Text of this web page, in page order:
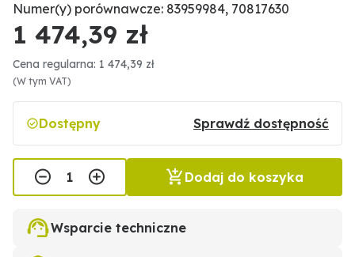
Numer(y) porównawcze: 83959984, 70817630
1 474,39 zł
Cena regularna: 1 474,39 zł
(W tym VAT)
Dostępny Sprawdź dostępność
Dodaj do koszyka
Wsparcie techniczne